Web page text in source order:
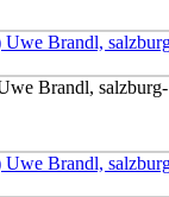
Brandl, salzburg-